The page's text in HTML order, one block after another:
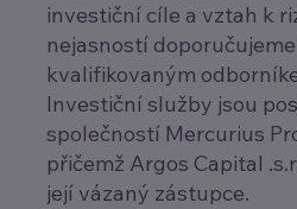
investiční cíle a vztah k
nejasností
kvalifikovaným
Investiční služby jsou
společností Mercurius
přičemž Argos Capital
její vázaný zástupce.